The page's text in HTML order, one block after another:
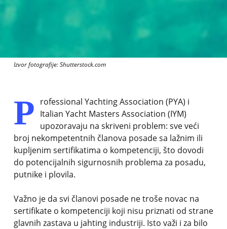
Izvor fotografije: Shutterstock.com
P rofessional Yachting Association (PYA) i
Italian Yacht Masters Association (IYM)
upozoravaju na skriveni problem: sve veći
broj nekompetentnih članova posade sa lažnim ili
kupljenim sertifikatima o kompetenciji, što dovodi
do potencijalnih sigurnosnih problema za posadu,
putnike i plovila.
Važno je da svi članovi posade ne troše novac na
sertifikate o kompetenciji koji nisu priznati od strane
glavnih zastava u jahting industriji. Isto važi i za bilo